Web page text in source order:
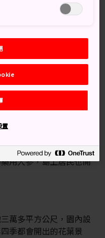
了牡丹和人參，大根島
分鐘即可到達。
往。
來搶珍貴的人參。為了
用人參，島上居民也開
萬多平方公尺，園內設
季都會開出的花葉景
置